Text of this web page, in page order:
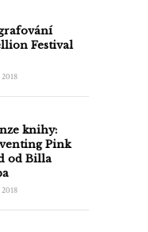
Festival
knihy:
Pink
od Billa